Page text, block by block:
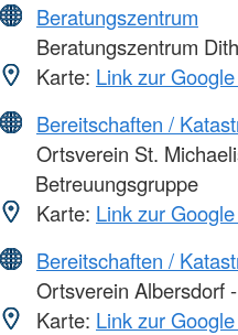
Beratungszentrum
Beratungszentrum
Karte: Link zur
Bereitschaften /
Ortsverein St.
Betreuungsgruppe
Karte: Link zur
Bereitschaften /
Ortsverein Albersdorf
Karte: Link zur